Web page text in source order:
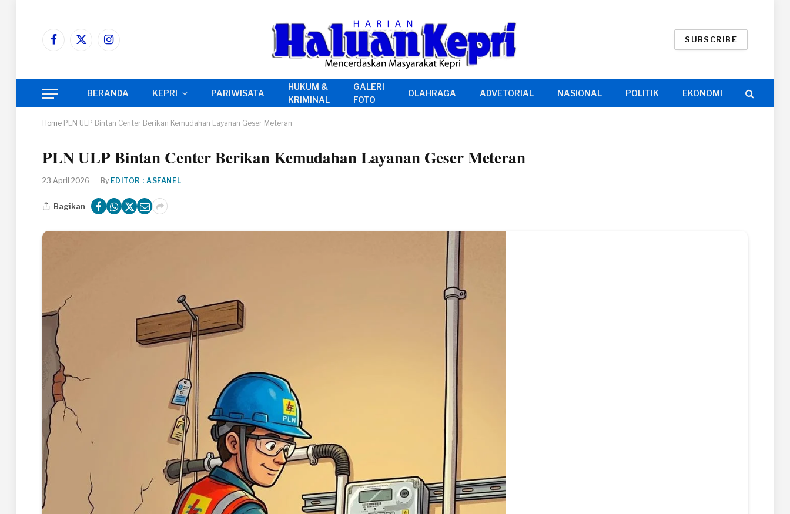
Facebook
X
Instagram
SUBSCRIBE
BERANDA KEPRI PARIWISATA
HUKUM &
KRIMINAL
GALERI
FOTO
OLAHRAGA ADVETORIAL NASIONAL POLITIK EKONOMI
Home PLN ULP Bintan Center Berikan Kemudahan Layanan Geser Meteran
PLN ULP Bintan Center Berikan Kemudahan Layanan Geser Meteran
23 April 2026 By EDITOR : ASFANEL
Bagikan